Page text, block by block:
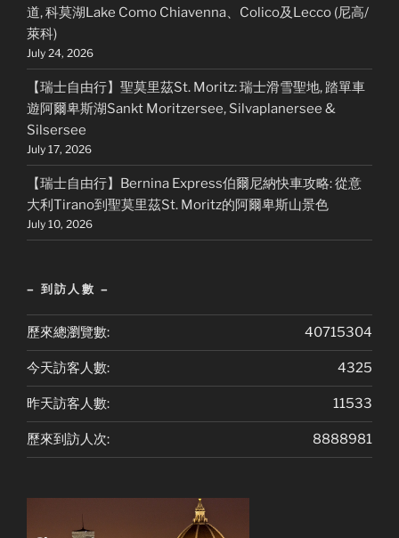
道, 科莫湖Lake Como Chiavenna、Colico及Lecco (尼高/
萊科)
July 24, 2026
【瑞士自由行】聖莫里茲St. Moritz: 瑞士滑雪聖地, 踏單車
遊阿爾卑斯湖Sankt Moritzersee, Silvaplanersee &
Silsersee
July 17, 2026
【瑞士自由行】Bernina Express伯爾尼納快車攻略: 從意
大利Tirano到聖莫里茲St. Moritz的阿爾卑斯山景色
July 10, 2026
– 到訪人數 –
40715304
歷來總瀏覽數:
4325
今天訪客人數:
11533
昨天訪客人數:
8888981
歷來到訪人次: